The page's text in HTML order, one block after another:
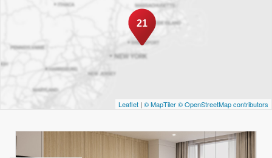
21
Leaflet | © MapTiler© OpenStreetMap contributors